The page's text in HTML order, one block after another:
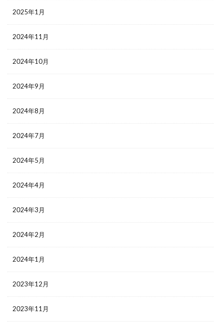
2025年1月
2024年11月
2024年10月
2024年9月
2024年8月
2024年7月
2024年5月
2024年4月
2024年3月
2024年2月
2024年1月
2023年12月
2023年11月